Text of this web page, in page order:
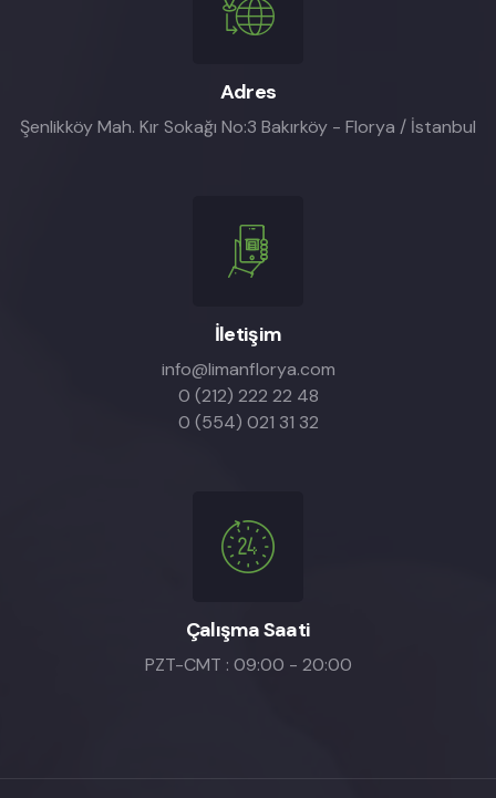
Adres
Şenlikköy Mah. Kır Sokağı No:3 Bakırköy - Florya / İstanbul
İletişim
info@limanflorya.com
0 (212) 222 22 48
0 (554) 021 31 32
Çalışma Saati
PZT-CMT : 09:00 - 20:00